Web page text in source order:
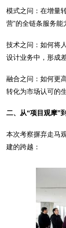
模式之问：在增量
营”的全链条服务能
技术之问：如何将
设计业务中，形成
融合之问：如何更
转化为市场认可的
二、从“项目观摩”
本次考察摒弃走马
建的跨越：